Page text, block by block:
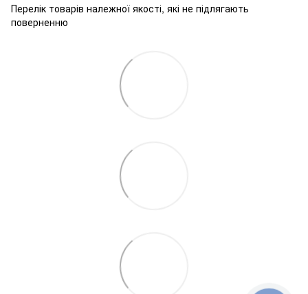
Перелік товарів належної якості, які не підлягають
поверненню